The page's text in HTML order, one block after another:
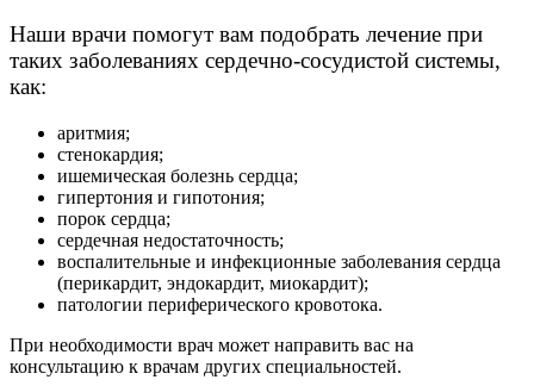
Наши врачи помогут вам подобрать лечение при
таких заболеваниях сердечно-сосудистой системы,
как:
аритмия;
стенокардия;
ишемическая болезнь сердца;
гипертония и гипотония;
порок сердца;
сердечная недостаточность;
воспалительные и инфекционные заболевания сердца
(перикардит, эндокардит, миокардит);
патологии периферического кровотока.
При необходимости врач может направить вас на
консультацию к врачам других специальностей.